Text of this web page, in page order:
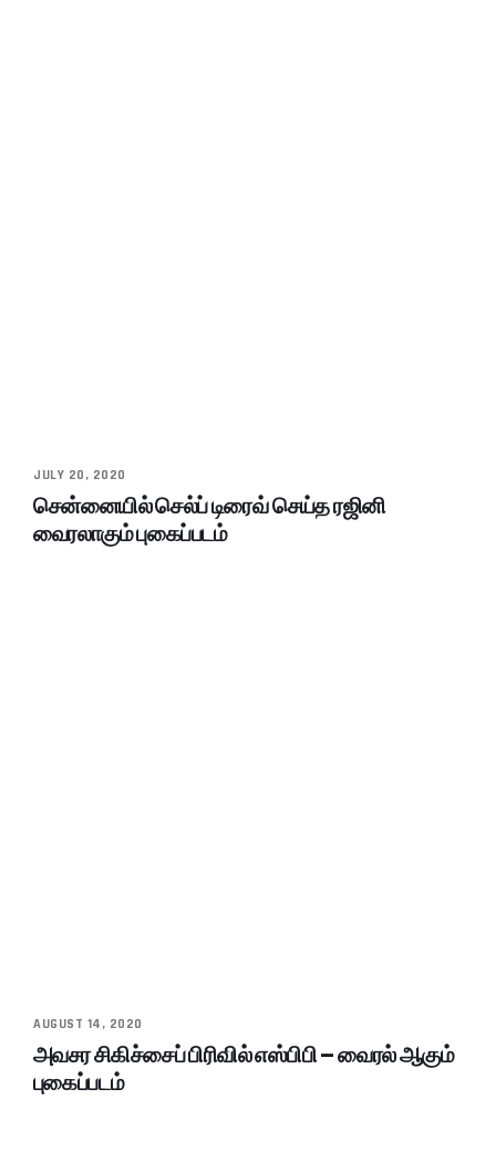
JULY 20, 2020
சென்னையில் செல்ப் டிரைவ் செய்த ரஜினி
வைரலாகும் புகைப்படம்
AUGUST 14, 2020
அவசர சிகிச்சைப் பிரிவில் எஸ்பிபி – வைரல் ஆகும்
புகைப்படம்